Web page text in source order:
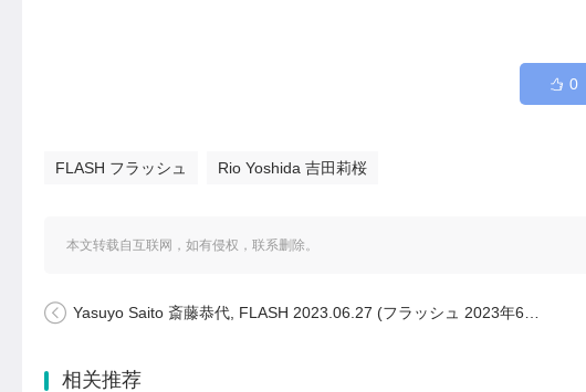
0
FLASH フラッシュ Rio Yoshida 吉田莉桜
本文转载自互联网，如有侵权，联系删除。
Yasuyo Saito 斎藤恭代, FLASH 2023.06.27 (フラッシュ 2023年6月27日号)
相关推荐